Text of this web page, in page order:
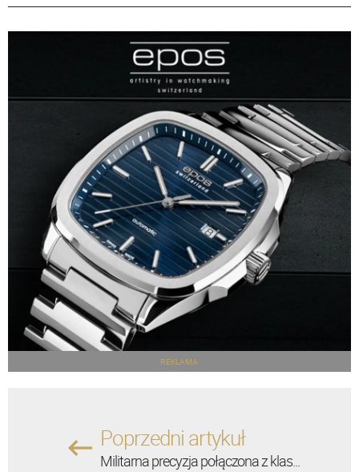
REKLAMA
Poprzedni artykuł
Militarna precyzja połączona z klas...